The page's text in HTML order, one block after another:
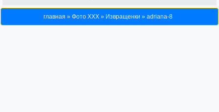
главная » Фото ХХХ » Извращенки » adriana-8